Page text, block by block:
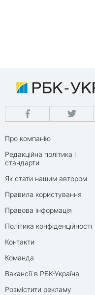
Про компанію
Редакційна політика і
стандарти
Як стати нашим автором
Правила користування
Правова інформація
Політика конфіденційності
Контакти
Команда
Вакансії в РБК-Україна
Розмістити рекламу